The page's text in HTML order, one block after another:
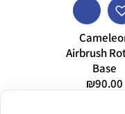
Airbrush
Base
₪90.00